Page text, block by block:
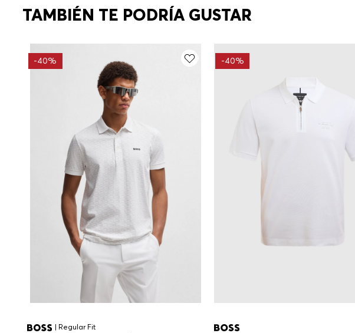
TAMBIÉN TE PODRÍA GUSTAR
-40%
| Regular Fit
-40%